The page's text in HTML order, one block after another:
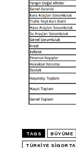
TAGS BÜYÜME
TÜRKIYE